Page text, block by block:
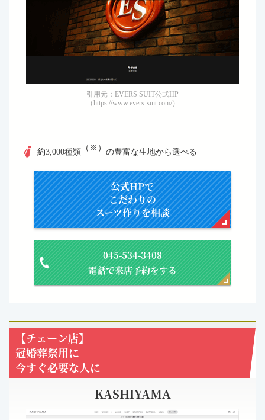
引用元：EVERS SUIT公式HP
（https://www.evers-suit.com/）
約3,000種類 （※） の豊富な生地から選べる
公式HPで
こだわりの
スーツ作りを相談
045-534-3408
電話で来店予約をする
【チェーン店】
冠婚葬祭用に
今すぐ必要な人に
KASHIYAMA